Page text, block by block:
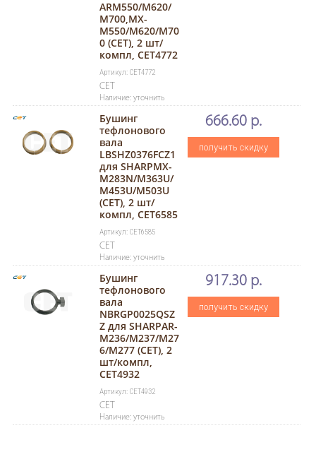
ARM550/M620/
M700,MX-
M550/M620/M70
0 (CET), 2 шт/
компл, CET4772
Артикул: CET4772
CET
Наличие: уточнить
Бушинг
тефлонового
вала
LBSHZ0376FCZ1
для SHARPMX-
M283N/M363U/
M453U/M503U
(CET), 2 шт/
компл, CET6585
Артикул: CET6585
CET
Наличие: уточнить
666.60 р.
получить скидку
Бушинг
тефлонового
вала
NBRGP0025QSZ
Z для SHARPAR-
M236/M237/M27
6/M277 (CET), 2
шт/компл,
CET4932
Артикул: CET4932
CET
Наличие: уточнить
917.30 р.
получить скидку